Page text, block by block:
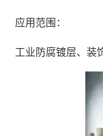
应用范围：
工业防腐镀层、装